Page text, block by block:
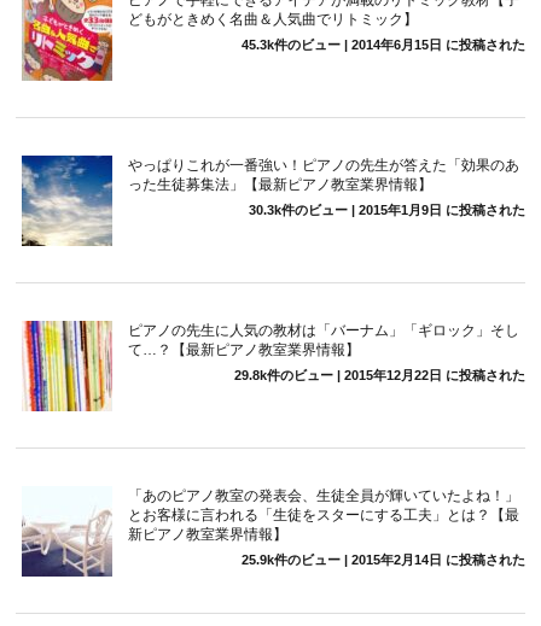
どもがときめく名曲＆人気曲でリトミック】
45.3k件のビュー| 2014年6月15日 に投稿された
やっぱりこれが一番強い！ピアノの先生が答えた「効果のあ
った生徒募集法」【最新ピアノ教室業界情報】
30.3k件のビュー| 2015年1月9日 に投稿された
ピアノの先生に人気の教材は「バーナム」「ギロック」そし
て…？【最新ピアノ教室業界情報】
29.8k件のビュー| 2015年12月22日 に投稿された
「あのピアノ教室の発表会、生徒全員が輝いていたよね！」
とお客様に言われる「生徒をスターにする工夫」とは？【最
新ピアノ教室業界情報】
25.9k件のビュー| 2015年2月14日 に投稿された